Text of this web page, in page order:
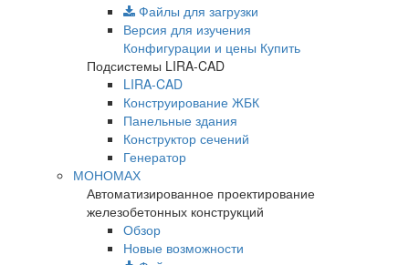
Файлы для загрузки
Версия для изучения
Конфигурации и цены Купить
Подсистемы LIRA-CAD
LIRA-CAD
Конструирование ЖБК
Панельные здания
Конструктор сечений
Генератор
МОНОМАХ
Автоматизированное проектирование
железобетонных конструкций
Обзор
Новые возможности